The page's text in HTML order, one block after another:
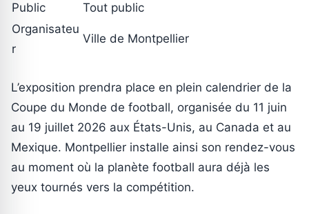
Public
Tout public
Organisateu
r
Ville de Montpellier
L’exposition prendra place en plein calendrier de la
Coupe du Monde de football, organisée du 11 juin
au 19 juillet 2026 aux États-Unis, au Canada et au
Mexique. Montpellier installe ainsi son rendez-vous
au moment où la planète football aura déjà les
yeux tournés vers la compétition.